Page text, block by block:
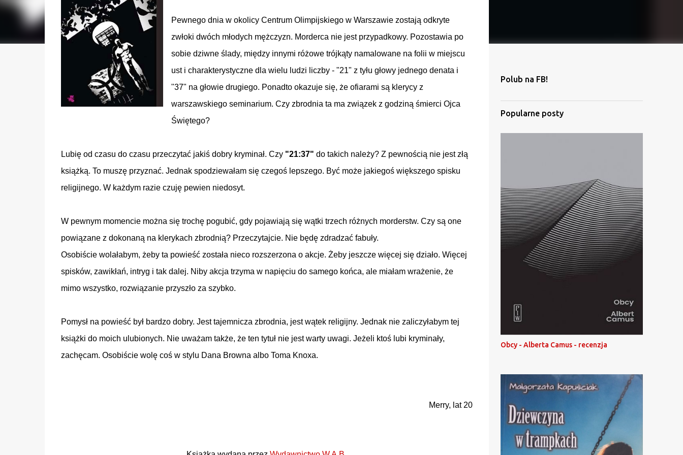
Pewnego dnia w okolicy Centrum Olimpijskiego w Warszawie zostają odkryte
zwłoki dwóch młodych mężczyzn. Morderca nie jest przypadkowy. Pozostawia po
sobie dziwne ślady, między innymi różowe trójkąty namalowane na folii w miejscu
ust i charakterystyczne dla wielu ludzi liczby - "21" z tyłu głowy jednego denata i
"37" na głowie drugiego. Ponadto okazuje się, że ofiarami są klerycy z
warszawskiego seminarium. Czy zbrodnia ta ma związek z godziną śmierci Ojca
Świętego?
Lubię od czasu do czasu przeczytać jakiś dobry kryminał. Czy "21:37" do takich należy? Z pewnością nie jest złą
książką. To muszę przyznać. Jednak spodziewałam się czegoś lepszego. Być może jakiegoś większego spisku
religijnego. W każdym razie czuję pewien niedosyt.
W pewnym momencie można się trochę pogubić, gdy pojawiają się wątki trzech różnych morderstw. Czy są one
powiązane z dokonaną na klerykach zbrodnią? Przeczytajcie. Nie będę zdradzać fabuły.
Osobiście wolałabym, żeby ta powieść została nieco rozszerzona o akcje. Żeby jeszcze więcej się działo. Więcej
spisków, zawikłań, intryg i tak dalej. Niby akcja trzyma w napięciu do samego końca, ale miałam wrażenie, że
mimo wszystko, rozwiązanie przyszło za szybko.
Pomysł na powieść był bardzo dobry. Jest tajemnicza zbrodnia, jest wątek religijny. Jednak nie zaliczyłabym tej
książki do moich ulubionych. Nie uważam także, że ten tytuł nie jest warty uwagi. Jeżeli ktoś lubi kryminały,
zachęcam. Osobiście wolę coś w stylu Dana Browna albo Toma Knoxa.
Merry, lat 20
Polub na FB!
Popularne posty
Obcy - Alberta Camus - recenzja